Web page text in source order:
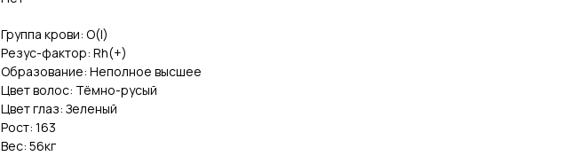
Группа крови: О(I)
Резус-фактор: Rh(+)
Образование: Неполное высшее
Цвет волос: Тёмно-русый
Цвет глаз: Зеленый
Рост: 163
Вес: 56кг